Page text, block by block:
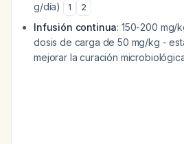
g/día)
1 2
Infusión continua: 150-200 mg/
dosis de carga de 50 mg/kg -
mejorar la curación